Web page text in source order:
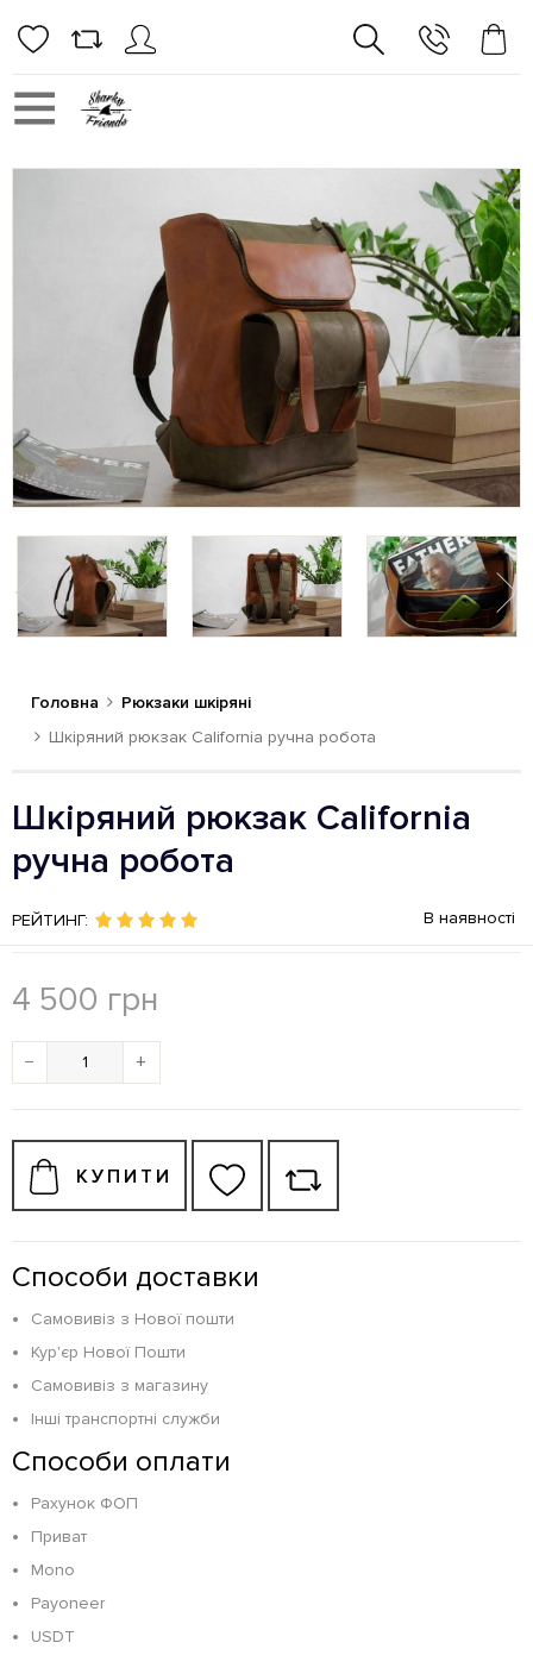
Головна
Рюкзаки шкіряні
Шкіряний рюкзак California ручна робота
Шкіряний рюкзак California
ручна робота
РЕЙТИНГ: В наявності
4 500 грн
− +
КУПИТИ
Способи доставки
Самовивіз з Нової пошти
Кур'єр Нової Пошти
Самовивіз з магазину
Інші транспортні служби
Способи оплати
Рахунок ФОП
Приват
Mono
Payoneer
USDT